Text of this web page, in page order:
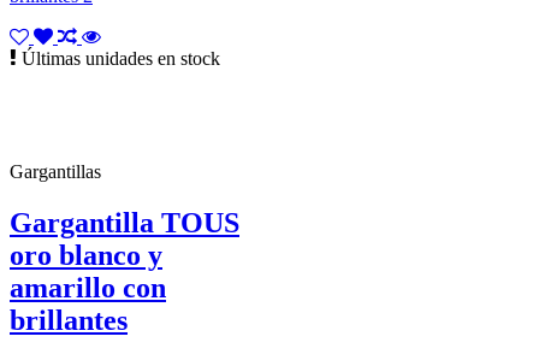
Últimas unidades en stock
Gargantillas
Gargantilla TOUS
oro blanco y
amarillo con
brillantes